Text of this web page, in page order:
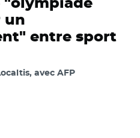
"olympiade
un
entre sport
avec AFP